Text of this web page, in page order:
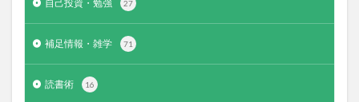
自己投資・勉強 27
補足情報・雑学 71
読書術 16